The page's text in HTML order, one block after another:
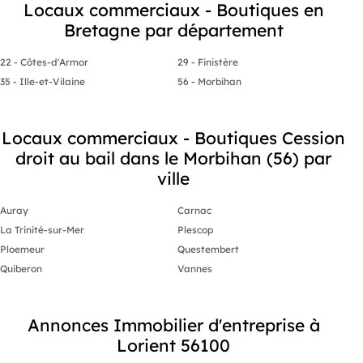
développement commercial. Conditions
financières
- Loyer mensuel : 1 303,83 € HT
HT
- Droit au bail : 60 000 €
votre activité dans l'un des meilleurs
emplacements du centre-ville de Vannes.
Contactez nous dès maintenant pour obtenir
davantage d'informations et organiser une visite.
Locaux commerciaux - Boutiques en
Bretagne par département
22 - Côtes-d'Armor
29 - Finistère
35 - Ille-et-Vilaine
56 - Morbihan
Locaux commerciaux - Boutiques Cession
droit au bail dans le Morbihan (56) par
ville
Auray
Carnac
La Trinité-sur-Mer
Plescop
Ploemeur
Questembert
Quiberon
Vannes
Annonces Immobilier d'entreprise à
Lorient 56100